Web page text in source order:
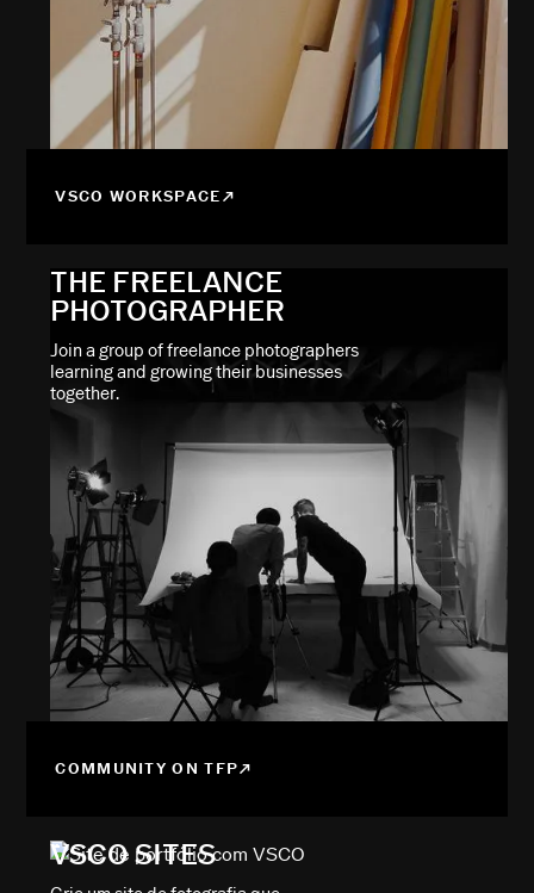
VSCO WORKSPACE
THE FREELANCE
PHOTOGRAPHER
Join a group of freelance photographers
learning and growing their businesses
together.
COMMUNITY ON TFP
VSCO SITES